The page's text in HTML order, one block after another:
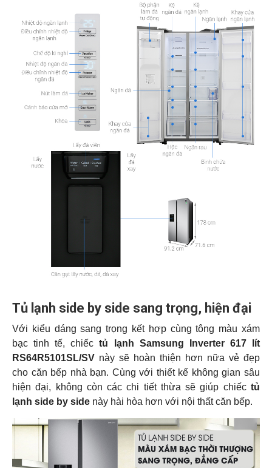
Tủ lạnh side by side sang trọng, hiện đại
Với kiểu dáng sang trọng kết hợp cùng tông màu xám
bạc tinh tế, chiếctủ lạnh Samsung Inverter 617 lít
RS64R5101SL/SV này sẽ hoàn thiện hơn nữa vẻ đẹp
cho căn bếp nhà bạn. Cùng với thiết kế không gian sâu
hiện đại, không còn các chi tiết thừa sẽ giúp chiếc tủ
lạnh side by side này hài hòa hơn với nội thất căn bếp.